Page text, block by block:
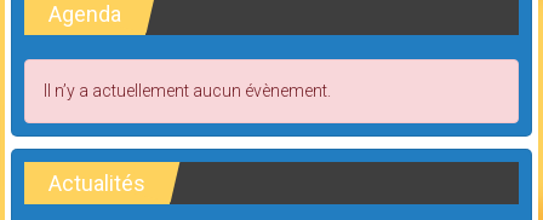
Agenda
Il n’y a actuellement aucun évènement.
Actualités